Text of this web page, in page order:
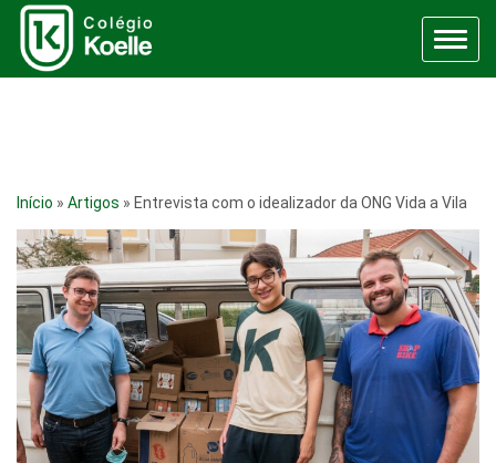
Menu
Início » Artigos » Entrevista com o idealizador da ONG Vida a Vila